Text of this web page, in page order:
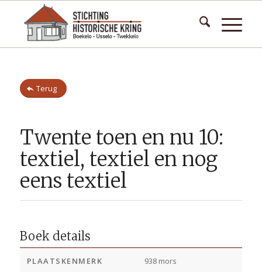
Terug
Twente toen en nu 10:
textiel, textiel en nog
eens textiel
Boek details
PLAATSKENMERK 938 mors